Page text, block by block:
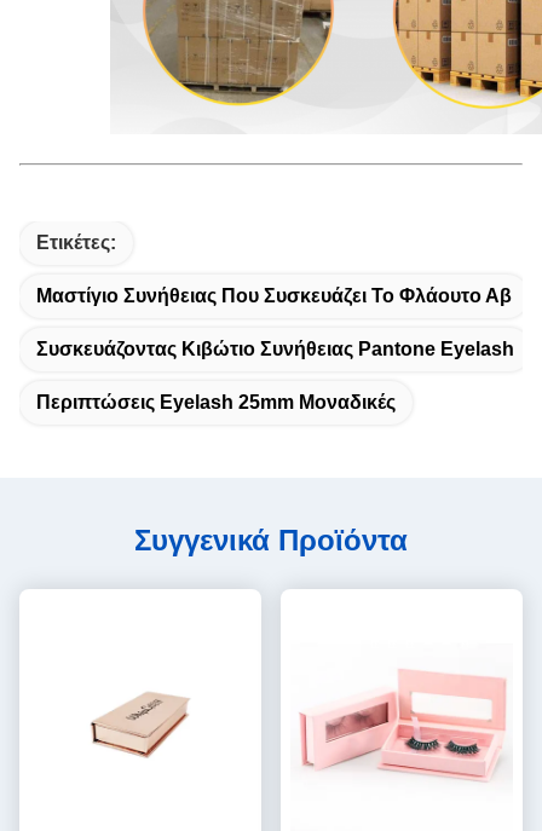
Ετικέτες:
Μαστίγιο Συνήθειας Που Συσκευάζει Το Φλάουτο Αβ
Συσκευάζοντας Κιβώτιο Συνήθειας Pantone Eyelash
Περιπτώσεις Eyelash 25mm Μοναδικές
Συγγενικά Προϊόντα